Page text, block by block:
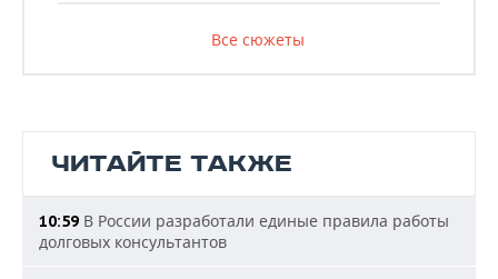
Все сюжеты
ЧИТАЙТЕ ТАКЖЕ
10:59 В России разработали единые правила работы
долговых консультантов